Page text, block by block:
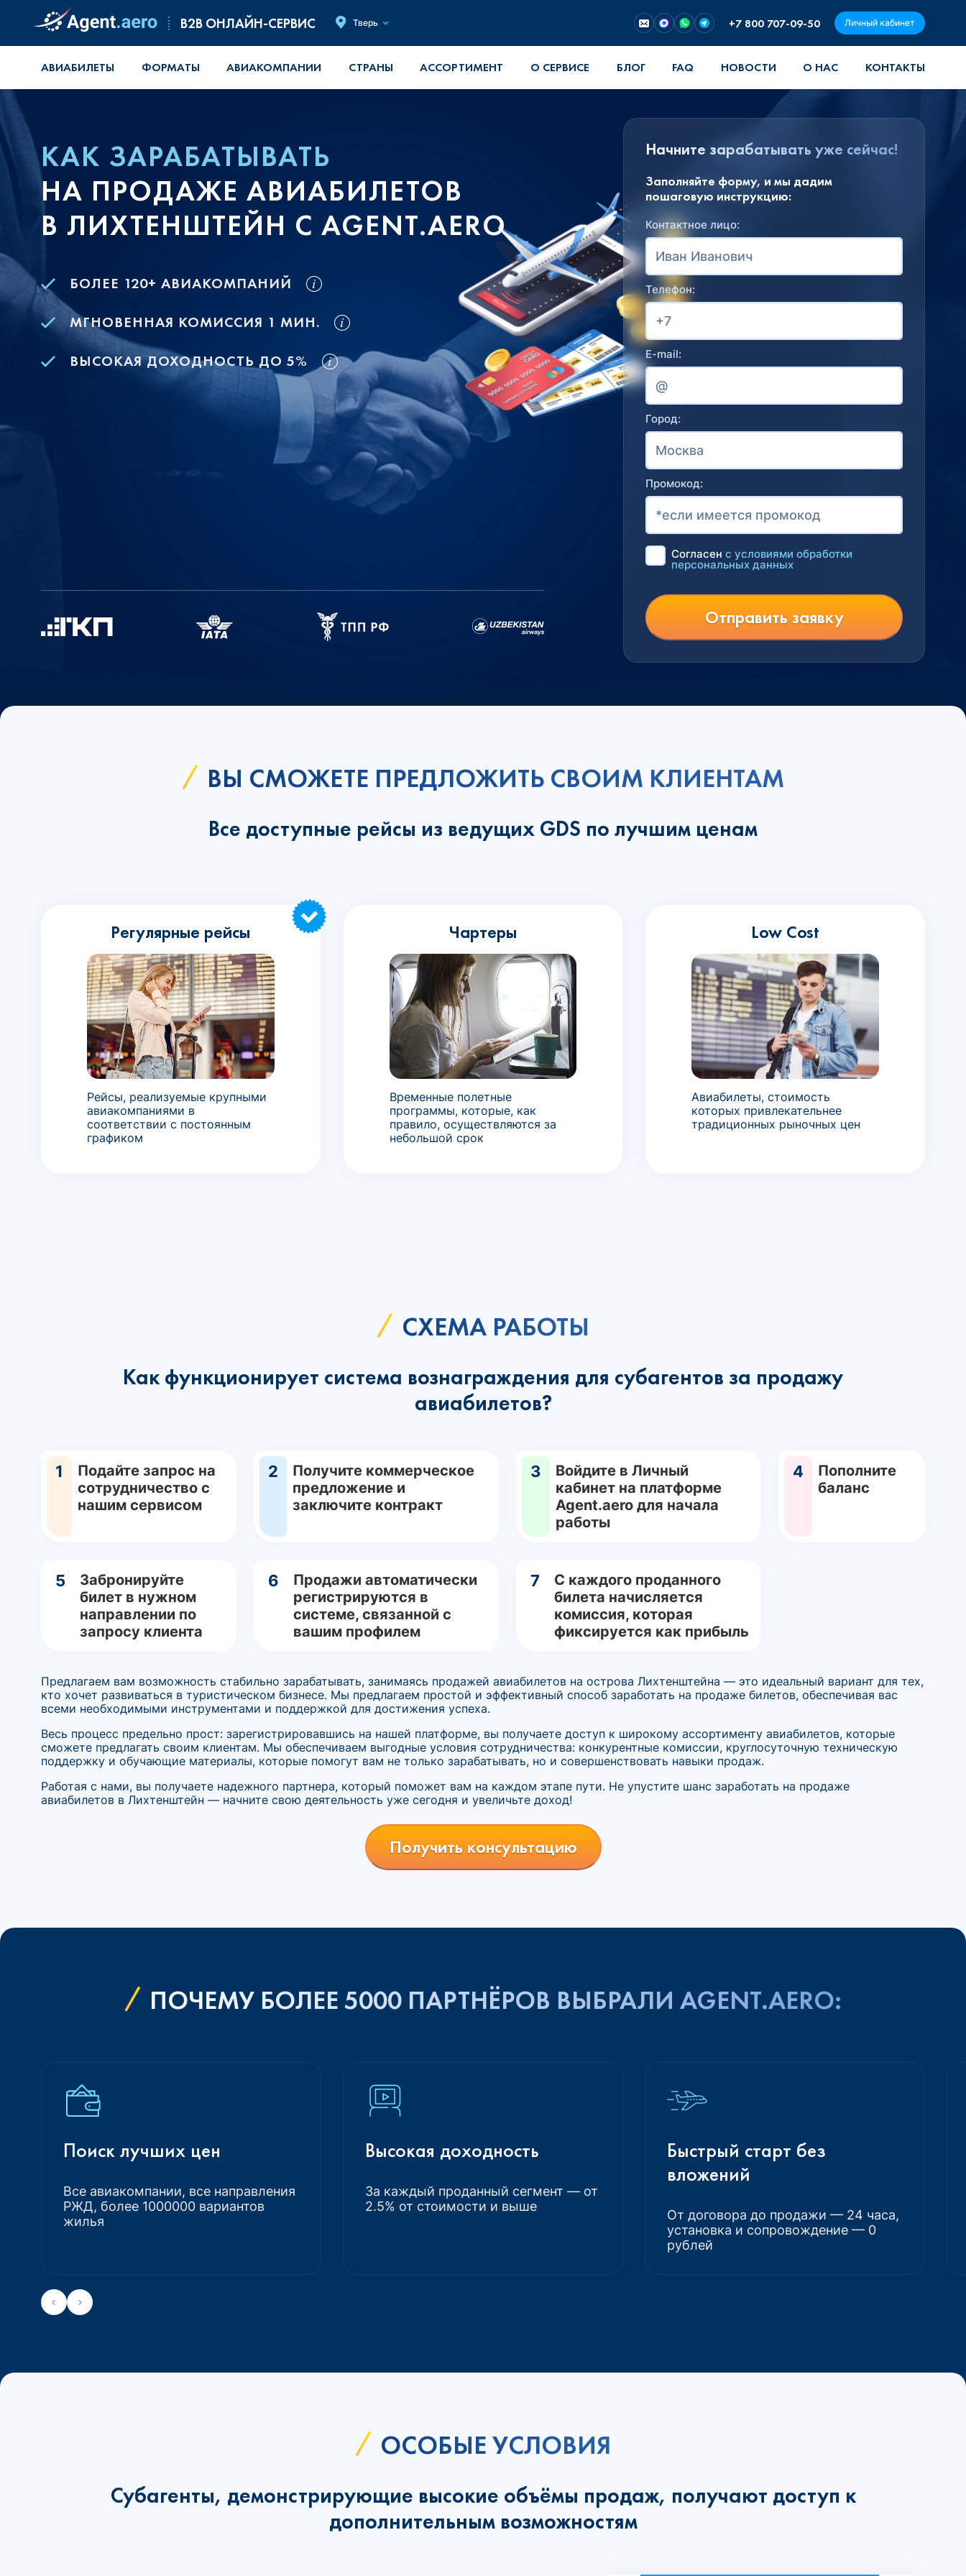
B2B ОНЛАЙН-СЕРВИС Тверь +7 800 707-09-50 Личный кабинет
АВИАБИЛЕТЫ ФОРМАТЫ АВИАКОМПАНИИ СТРАНЫ АССОРТИМЕНТ О СЕРВИСЕ БЛОГ FAQ НОВОСТИ О НАС КОНТАКТЫ
КАК ЗАРАБАТЫВАТЬ
НА ПРОДАЖЕ АВИАБИЛЕТОВ
В ЛИХТЕНШТЕЙН С AGENT.AERO
БОЛЕЕ 120+ АВИАКОМПАНИЙ
МГНОВЕННАЯ КОМИССИЯ 1 МИН.
ВЫСОКАЯ ДОХОДНОСТЬ ДО 5%
Начните зарабатывать уже сейчас!
Заполняйте форму, и мы дадим
пошаговую инструкцию:
Контактное лицо:
Телефон:
E-mail:
Город:
Промокод:
Согласен с условиями обработки
персональных данных
Отправить заявку
ВЫ СМОЖЕТЕ ПРЕДЛОЖИТЬ СВОИМ КЛИЕНТАМ
Все доступные рейсы из ведущих GDS по лучшим ценам
Регулярные рейсы
Рейсы, реализуемые крупными
авиакомпаниями в
соответствии с постоянным
графиком
Чартеры
Временные полетные
программы, которые, как
правило, осуществляются за
небольшой срок
Low Cost
Авиабилеты, стоимость
которых привлекательнее
традиционных рыночных цен
СХЕМА РАБОТЫ
Как функционирует система вознаграждения для субагентов за продажу
авиабилетов?
1
Подайте запрос на
сотрудничество с
нашим сервисом
2
Получите коммерческое
предложение и
заключите контракт
3
Войдите в Личный
кабинет на платформе
Agent.aero для начала
работы
4
Пополните
баланс
5
Забронируйте
билет в нужном
направлении по
запросу клиента
6
Продажи автоматически
регистрируются в
системе, связанной с
вашим профилем
7
С каждого проданного
билета начисляется
комиссия, которая
фиксируется как прибыль
Предлагаем вам возможность стабильно зарабатывать, занимаясь продажей авиабилетов на острова Лихтенштейна — это идеальный вариант для тех,
кто хочет развиваться в туристическом бизнесе. Мы предлагаем простой и эффективный способ заработать на продаже билетов, обеспечивая вас
всеми необходимыми инструментами и поддержкой для достижения успеха.
Весь процесс предельно прост: зарегистрировавшись на нашей платформе, вы получаете доступ к широкому ассортименту авиабилетов, которые
сможете предлагать своим клиентам. Мы обеспечиваем выгодные условия сотрудничества: конкурентные комиссии, круглосуточную техническую
поддержку и обучающие материалы, которые помогут вам не только зарабатывать, но и совершенствовать навыки продаж.
Работая с нами, вы получаете надежного партнера, который поможет вам на каждом этапе пути. Не упустите шанс заработать на продаже
авиабилетов в Лихтенштейн — начните свою деятельность уже сегодня и увеличьте доход!
Получить консультацию
ПОЧЕМУ БОЛЕЕ 5000 ПАРТНЁРОВ ВЫБРАЛИ AGENT.AERO:
Поиск лучших цен
Все авиакомпании, все направления
РЖД, более 1000000 вариантов
жилья
Высокая доходность
За каждый проданный сегмент — от
2.5% от стоимости и выше
Быстрый старт без
вложений
От договора до продажи — 24 часа,
установка и сопровождение — 0
рублей
ОСОБЫЕ УСЛОВИЯ
Субагенты, демонстрирующие высокие объёмы продаж, получают доступ к
дополнительным возможностям